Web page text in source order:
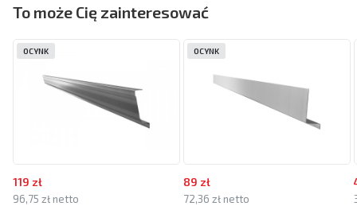
To może Cię zainteresować
119 zł
96,75 zł netto
OCYNK
89 zł
72,36 zł netto
OCYNK